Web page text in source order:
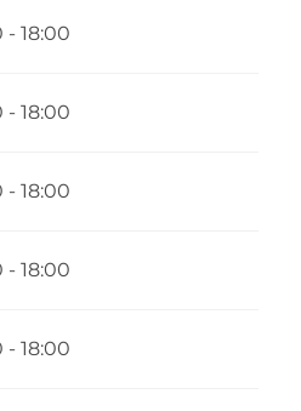
al18 diciembre
al3 enero 2027
- 18:00
- 18:00
- 18:00
- 18:00
- 18:00